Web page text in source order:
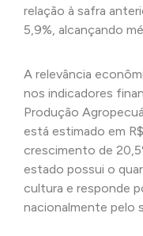
relação à safra
5,9%, alcançando
A relevância
nos indicadores
Produção
está estimado em
crescimento de
estado possui o
cultura e responde
nacionalmente pelo